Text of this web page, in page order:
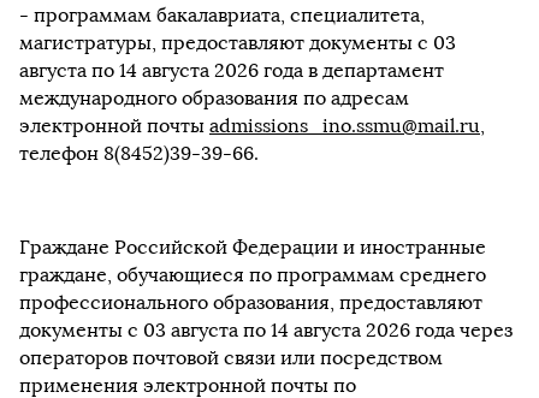
- программам бакалавриата, специалитета,
магистратуры, предоставляют документы с 03
августа по 14 августа 2026 года в департамент
международного образования по адресам
электронной почты admissions_ino.ssmu@mail.ru,
телефон 8(8452)39-39-66.
Граждане Российской Федерации и иностранные
граждане, обучающиеся по программам среднего
профессионального образования, предоставляют
документы с 03 августа по 14 августа 2026 года через
операторов почтовой связи или посредством
применения электронной почты по